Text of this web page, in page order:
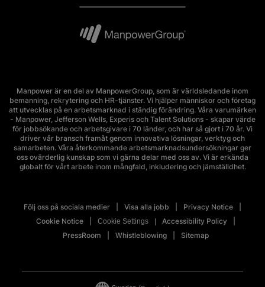
Manpower är en del av ManpowerGroup, som är världsledande inom
bemanning, rekrytering och HR-tjänster. Vi hjälper människor och företag
att utvecklas på en arbetsmarknad i ständig förändring. Våra varumärken
- Manpower, Jefferson Wells, Experis och Talent Solutions - skapar värde
för jobbsökande och arbetsgivare i 70 länder, och har så gjort i 70 år. Vi
driver vår bransch framåt genom innovativa lösningar, verktyg och
samarbeten. Våra återkommande arbetsmarknadsundersökningar ger
oss ovärderlig kunskap som vi gärna delar med oss av. Vi är erkända
globalt för vårt arbete inom mångfald, inkludering och jämställdhet.
Följ oss på sociala medier Visa alla jobb
Privacy Notice
Cookie Notice
Cookie Settings
Accessibility Policy
PressRoom
Whistleblowing Sitemap